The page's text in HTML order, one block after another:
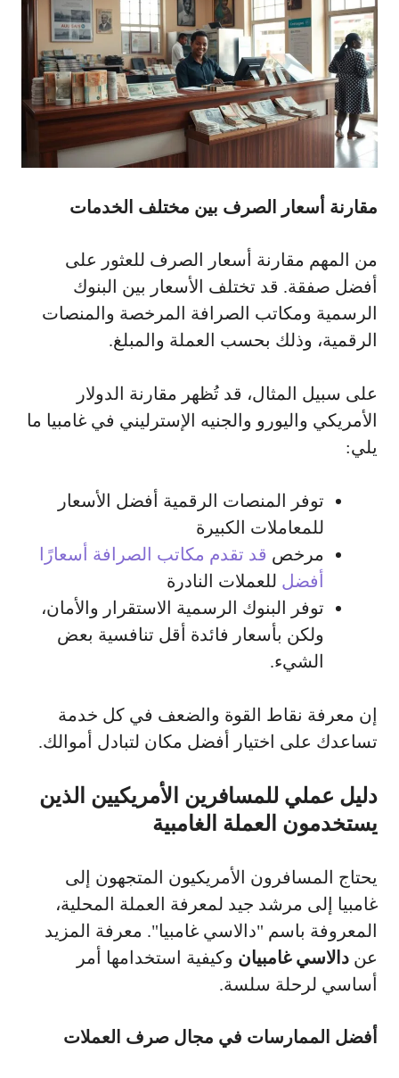
مقارنة أسعار الصرف بين مختلف الخدمات
من المهم مقارنة أسعار الصرف للعثور على
أفضل صفقة. قد تختلف الأسعار بين البنوك
الرسمية ومكاتب الصرافة المرخصة والمنصات
الرقمية، وذلك بحسب العملة والمبلغ.
على سبيل المثال، قد تُظهر مقارنة الدولار
الأمريكي واليورو والجنيه الإسترليني في غامبيا ما
يلي:
توفر المنصات الرقمية أفضل الأسعار
للمعاملات الكبيرة
مرخص قد تقدم مكاتب الصرافة أسعارًا
أفضل للعملات النادرة
توفر البنوك الرسمية الاستقرار والأمان،
ولكن بأسعار فائدة أقل تنافسية بعض
الشيء.
إن معرفة نقاط القوة والضعف في كل خدمة
تساعدك على اختيار أفضل مكان لتبادل أموالك.
دليل عملي للمسافرين الأمريكيين الذين
يستخدمون العملة الغامبية
يحتاج المسافرون الأمريكيون المتجهون إلى
غامبيا إلى مرشد جيد لمعرفة العملة المحلية،
المعروفة باسم "دالاسي غامبيا". معرفة المزيد
عن دالاسي غامبيان وكيفية استخدامها أمر
أساسي لرحلة سلسة.
أفضل الممارسات في مجال صرف العملات